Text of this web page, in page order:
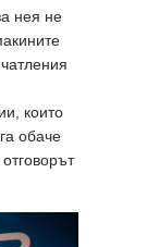
нея не
които
обаче